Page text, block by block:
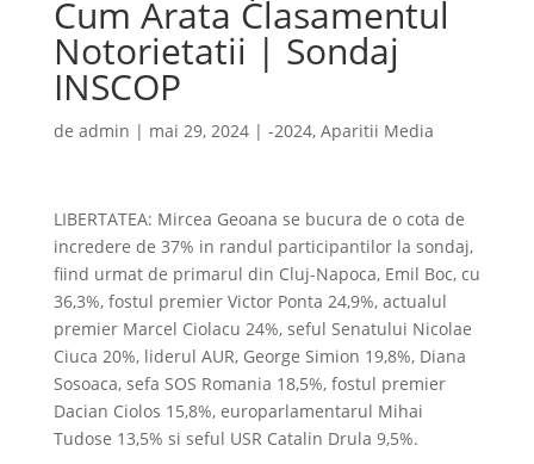
Cum Arata Clasamentul
Notorietatii | Sondaj
INSCOP
de admin | mai 29, 2024| -2024, Aparitii Media
LIBERTATEA: Mircea Geoana se bucura de o cota de
incredere de 37% in randul participantilor la sondaj,
fiind urmat de primarul din Cluj-Napoca, Emil Boc, cu
36,3%, fostul premier Victor Ponta 24,9%, actualul
premier Marcel Ciolacu 24%, seful Senatului Nicolae
Ciuca 20%, liderul AUR, George Simion 19,8%, Diana
Sosoaca, sefa SOS Romania 18,5%, fostul premier
Dacian Ciolos 15,8%, europarlamentarul Mihai
Tudose 13,5% si seful USR Catalin Drula 9,5%.